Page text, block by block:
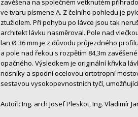
zavěšena na společném vetknutém
ve tvaru písmene A. Z čelního pohledu je
ztužidlem. Při pohybu po lávce jsou tak
architekt lávku nasměroval. Pole nad
lan Ø 36 mm je z důvodu průjezdného
a pole nad řekou s rozpětím 84,3m
opačného. Výsledkem je originální křivka
nosníky a spodní ocelovou ortotropní
sestavou vysokopevnostních tyčí,
Autoři: Ing. arch Josef Pleskot, Ing. Vladimír